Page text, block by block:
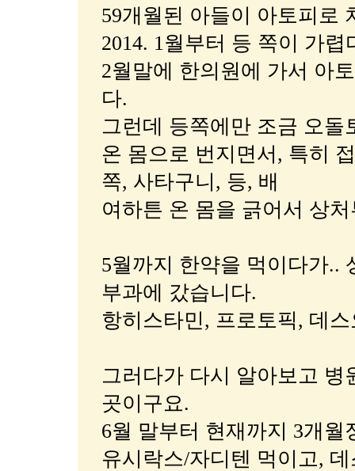
59개월된 아들이 아토피로
2014. 1월부터 등 쪽이 가
2월말에 한의원에 가서 아
다.
그런데 등쪽에만 조금 오돌
온 몸으로 번지면서, 특히
쪽, 사타구니, 등, 배
여하튼 온 몸을 긁어서 상
5월까지 한약을 먹이다가..
부과에 갔습니다.
항히스타민, 프로토픽, 데
그러다가 다시 알아보고
곳이구요.
6월 말부터 현재까지 3개월
유시락스/자디텐 먹이고,